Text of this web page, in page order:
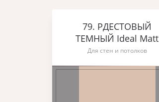
79. РДЕСТОВЫЙ
ТЕМНЫЙ Ideal Matt
Для стен и потолков